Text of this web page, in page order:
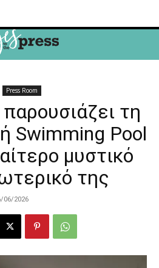
Press Room
τη
Swimming Pool
μυστικό
της
06/2026